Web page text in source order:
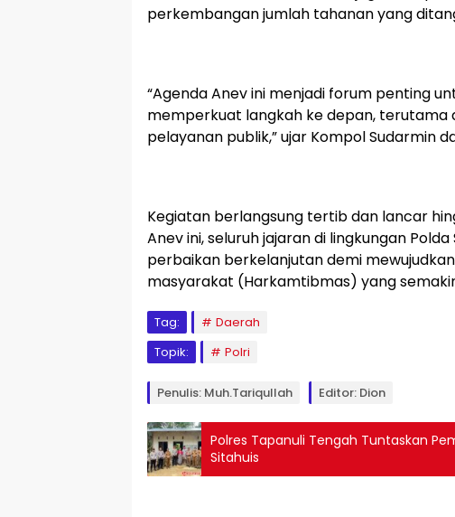
perkembangan jumlah tahanan yang
“Agenda Anev ini menjadi forum penting
memperkuat langkah ke depan, terutama
pelayanan publik,” ujar Kompol Sudarmin
Kegiatan berlangsung tertib dan lancar
Anev ini, seluruh jajaran di lingkungan
perbaikan berkelanjutan demi
masyarakat (Harkamtibmas) yang
Tag:
Daerah
Topik:
Polri
Penulis: Muh.Tariqullah Editor: Dion
Polres Tapanuli Tengah Tuntaskan
Sitahuis